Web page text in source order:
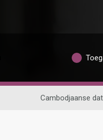
Cambodjaanse